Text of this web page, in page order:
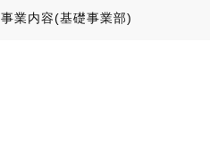
事業内容(基礎事業部)